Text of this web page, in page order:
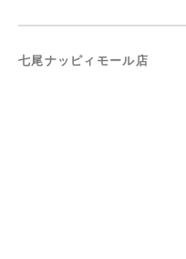
七尾ナッピィモール店